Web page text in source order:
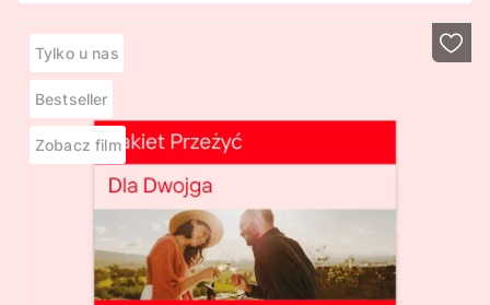
Tylko u nas
Bestseller
Zobacz film